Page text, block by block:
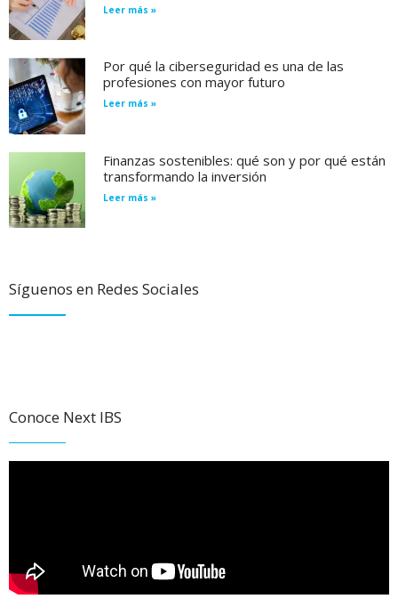
Leer más »
Por qué la ciberseguridad es una de las
profesiones con mayor futuro
Leer más »
Finanzas sostenibles: qué son y por qué están
transformando la inversión
Leer más »
Síguenos en Redes Sociales
Conoce Next IBS